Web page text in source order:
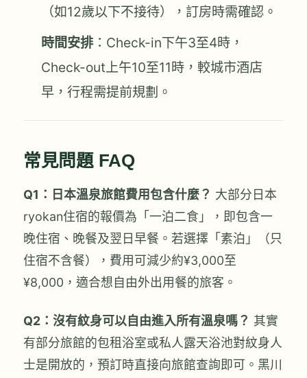
（如12歲以下不接待），訂房時需確認。
時間安排：Check-in下午3至4時，
Check-out上午10至11時，較城市酒店
早，行程需提前規劃。
常見問題 FAQ
Q1：日本溫泉旅館費用包含什麼？ 大部分日本
ryokan住宿的報價為「一泊二食」，即包含一
晚住宿、晚餐及翌日早餐。若選擇「素泊」（只
住宿不含餐），費用可減少約¥3,000至
¥8,000，適合想自由外出用餐的旅客。
Q2：沒有紋身可以自由進入所有溫泉嗎？ 其實
有部分旅館的包租浴室或私人露天浴池對紋身人
士是開放的，預訂時直接向旅館查詢即可。黑川